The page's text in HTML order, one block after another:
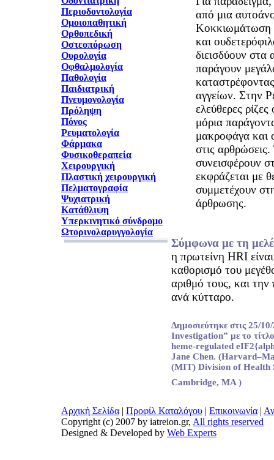
Περιοδοντολογία
Ομοιοπαθητική
Ορθοπεδική
Οστεοπόρωση
Ουρολογία
Οφθαλμολογία
Παθολογία
Παιδιατρική
Πνευμονολογία
Πρόληψη
Πόνος
Ρευματολογία
Φάρμακα
Φυσικοθεραπεία
Χειρουργική
Πλαστική χειρουργική
Πελματογραφία
Ψυχιατρική
Κατάθλιψη
Υπερκινητικό σύνδρομο
Ωτορινολαρυγγολογία
από μια
Κοκκιωμάτωση
και
διεισδύουν στα
παράγουν
αγγείων. Στην
ελεύθερες
μόρια
μακροφάγα και
στις
συνεισφέρουν
εκφράζεται με
συμμετέχουν
άρθρωσης.
Σύμφωνα με τη
η πρωτείνη HRI
καθορισμό του
αριθμό τους, και την
ανά κύτταρο.
Δημοσιεύτηκε στις 25/
Investigation” με το
heme-regulated
Jane Chen.
(MIT) Division of Health
Cambridge, MA )
Αρχική Σελίδα | Προφίλ Καταλόγου | Επικοινωνία |
Copyright (c) 2007 by iatreion.gr, All rights reserved
Designed & Developed by Web Experts